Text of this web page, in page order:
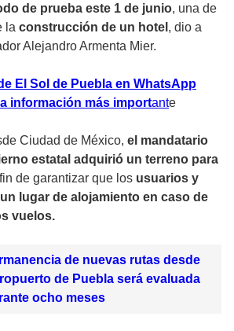
de prueba este 1 de junio, una de
la construcción de un hotel , dio a
Alejandro Armenta Mier.
El Sol de Puebla en WhatsApp
información más importante
Ciudad de México, el mandatario
estatal adquirió un terreno para
de garantizar que los usuarios y
lugar de alojamiento en caso de
vuelos.
de nuevas rutas desde
de Puebla será evaluada
ocho meses